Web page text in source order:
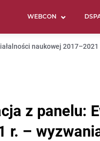
WEBCON
naukowej
z panelu:
r. –